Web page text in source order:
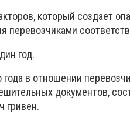
который создает
перевозчиками
год.
в отношении
документов,
гривен.